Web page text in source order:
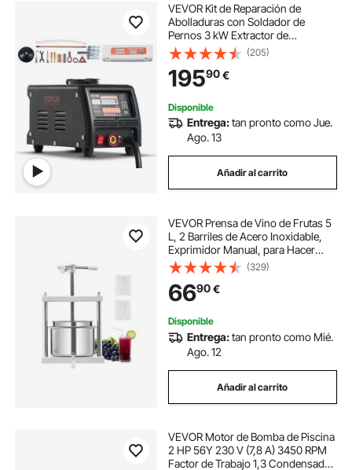
VEVOR Kit de Reparación de
Abolladuras con Soldador de
Pernos 3 kW Extractor de
Abolladuras con Soldador por
Puntos con Soldadura Automática y
Manual 9 Modos Máquina
Extractora de Abolladuras
(205)
19590€
Disponible
Entrega:tan pronto como Jue.
Ago. 13
Añadir al carrito
VEVOR Prensa de Vino de Frutas 5
L, 2 Barriles de Acero Inoxidable,
Exprimidor Manual, para Hacer
Sidra, Manzana, Uva, Tintura, Miel,
Aceite de Oliva con Mango
Triangular, 300 x 225 x 660 mm
(329)
6690€
Disponible
Entrega:tan pronto como Mié.
Ago. 12
Añadir al carrito
VEVOR Motor de Bomba de Piscina
2 HP 56Y 230 V (7,8 A) 3450 RPM
Factor de Trabajo 1,3 Condensador